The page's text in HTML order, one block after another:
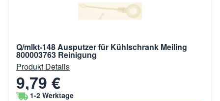
Q/mlkt-148 Ausputzer für Kühlschrank Meiling
800003763 Reinigung
Produkt Details
9,79 €
1-2 Werktage